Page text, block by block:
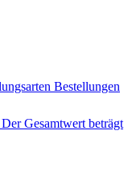
Bestellungen
Gesamtwert beträgt